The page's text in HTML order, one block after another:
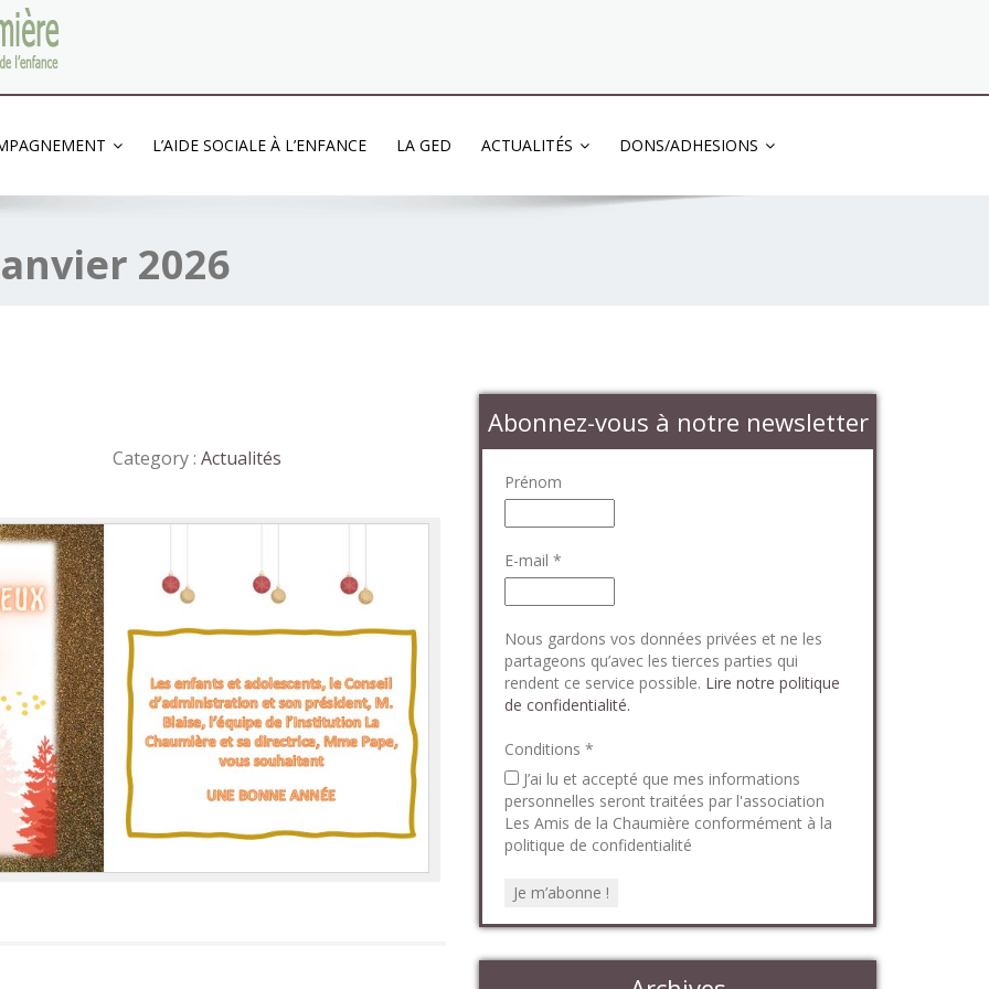
L’AIDE SOCIALE À L’ENFANCE LA GED ACTUALITÉS DONS/ADHESIONS
2026
Category : Actualités
Abonnez-vous à notre newsletter
Prénom
E-mail *
Nous gardons vos données privées et ne les
partageons qu’avec les tierces parties qui
rendent ce service possible. Lire notre politique
de confidentialité.
Conditions *
J’ai lu et accepté que mes informations
personnelles seront traitées par l'association
Les Amis de la Chaumière conformément à la
politique de confidentialité